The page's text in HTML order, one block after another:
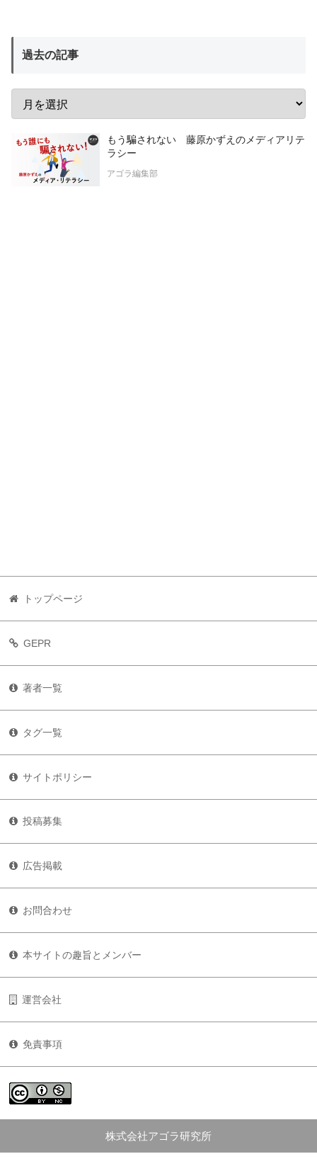
過去の記事
もう騙されない 藤原かずえのメディアリテ
ラシー
アゴラ編集部
トップページ
GEPR
著者一覧
タグ一覧
サイトポリシー
投稿募集
広告掲載
お問合わせ
本サイトの趣旨とメンバー
運営会社
免責事項
株式会社アゴラ研究所